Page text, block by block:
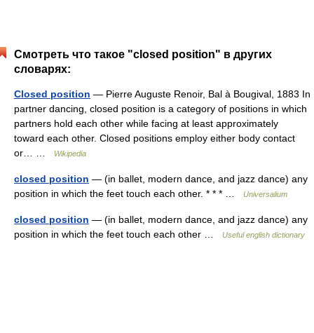
Смотреть что такое "closed position" в других
словарях:
Closed position — Pierre Auguste Renoir, Bal à Bougival, 1883 In
partner dancing, closed position is a category of positions in which
partners hold each other while facing at least approximately
toward each other. Closed positions employ either body contact
or… …
Wikipedia
closed position — (in ballet, modern dance, and jazz dance) any
position in which the feet touch each other. * * * …
Universalium
closed position — (in ballet, modern dance, and jazz dance) any
position in which the feet touch each other …
Useful english dictionary